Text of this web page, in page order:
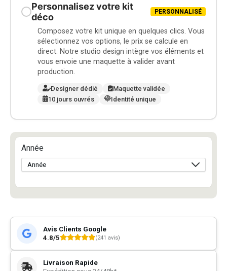
Personnalisez votre kit
déco
PERSONNALISÉ
Composez votre kit unique en quelques clics. Vous
sélectionnez vos options, le prix se calcule en
direct. Notre studio design intègre vos éléments et
vous envoie une maquette à valider avant
production.
Designer dédié
Maquette validée
10 jours ouvrés
Identité unique
Année
Avis Clients Google
4.8/5
(241 avis)
Livraison Rapide